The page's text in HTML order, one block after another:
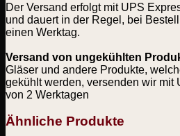
Der Versand erfolgt mit UPS
und dauert in der Regel, bei
einen Werktag.
Versand von ungekühlten
Gläser und andere Produkte,
gekühlt werden, versenden wir mit
von 2 Werktagen
Ähnliche Produkte